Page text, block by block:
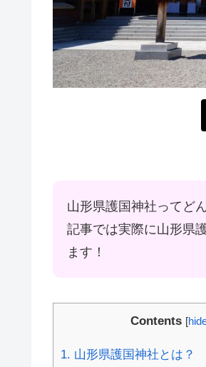
山形県護国神社ってど
記事では実際に山形県
ます！
Contents [
1. 山形県護国神社とは？